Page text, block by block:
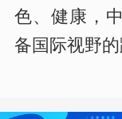
色、健康，
备国际视野的